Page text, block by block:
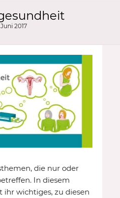
Juni 2017
die nur oder
In diesem
wichtiges, zu diesen